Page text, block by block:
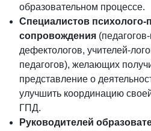
образовательном процессе.
Специалистов психолого-
сопровождения
дефектологов, учителей-
педагогов), желающих
представление о
улучшить координацию
ГПД.
Руководителей